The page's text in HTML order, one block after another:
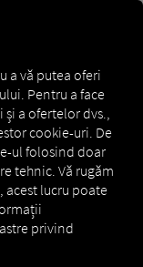
MAN
SecondPhone
acum
a vă putea oferi
Pentru a face
a ofertelor dvs.,
cookie-uri. De
ul folosind doar
tehnic. Vă rugăm
acest lucru poate
privind